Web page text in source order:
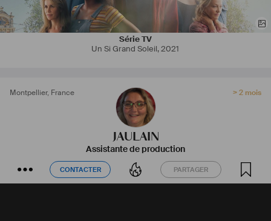
Série TV
Un Si Grand Soleil,2021
Montpellier, France > 2 mois
JAULAIN
Assistante de production
CONTACTER PARTAGER
CONTACTER PARTAGER